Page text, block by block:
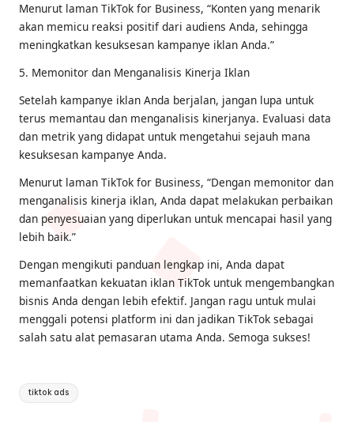
Menurut laman TikTok for Business, “Konten yang menarik
akan memicu reaksi positif dari audiens Anda, sehingga
meningkatkan kesuksesan kampanye iklan Anda.”
5. Memonitor dan Menganalisis Kinerja Iklan
Setelah kampanye iklan Anda berjalan, jangan lupa untuk
terus memantau dan menganalisis kinerjanya. Evaluasi data
dan metrik yang didapat untuk mengetahui sejauh mana
kesuksesan kampanye Anda.
Menurut laman TikTok for Business, “Dengan memonitor dan
menganalisis kinerja iklan, Anda dapat melakukan perbaikan
dan penyesuaian yang diperlukan untuk mencapai hasil yang
lebih baik.”
Dengan mengikuti panduan lengkap ini, Anda dapat
memanfaatkan kekuatan iklan TikTok untuk mengembangkan
bisnis Anda dengan lebih efektif. Jangan ragu untuk mulai
menggali potensi platform ini dan jadikan TikTok sebagai
salah satu alat pemasaran utama Anda. Semoga sukses!
Tags:
tiktok ads